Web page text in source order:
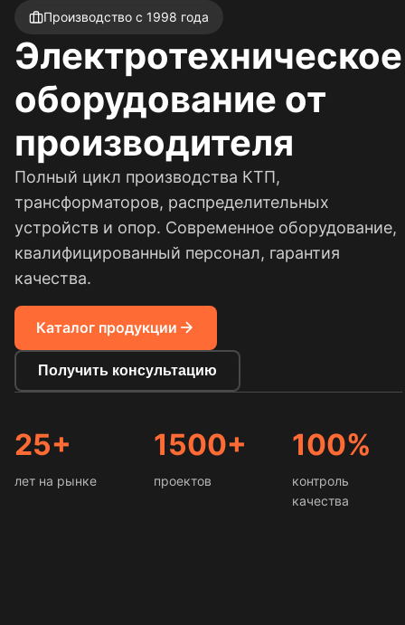
Производство с 1998 года
Электротехническое
оборудование от
производителя
Полный цикл производства КТП,
трансформаторов, распределительных
устройств и опор. Современное оборудование,
квалифицированный персонал, гарантия
качества.
Каталог продукции
Получить консультацию
25+
лет на рынке
1500+
проектов
100%
контроль
качества